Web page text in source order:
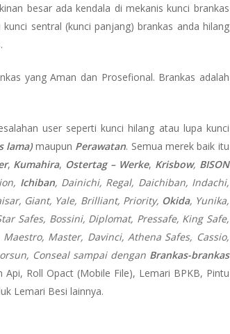
besar ada kendala di mekanis kunci brankas
sentral (kunci panjang) brankas anda hilang
yang Aman dan Prosefional. Brankas adalah
user seperti kunci hilang atau lupa kunci
lama)maupun Perawatan. Semua merek baik itu
, Kumahira, Ostertag – Werke, Krisbow, BISON
Ichiban, Dainichi, Regal, Daichiban, Indachi,
Giant, Yale, Brilliant, Priority, Okida, Yunika,
Safes, Bossini, Diplomat, Pressafe, King Safe,
Master, Davinci, Athena Safes, Cassio,
Conseal sampai dengan Brankas-brankas
Roll Opact (Mobile File), Lemari BPKB, Pintu
Lemari Besi lainnya.